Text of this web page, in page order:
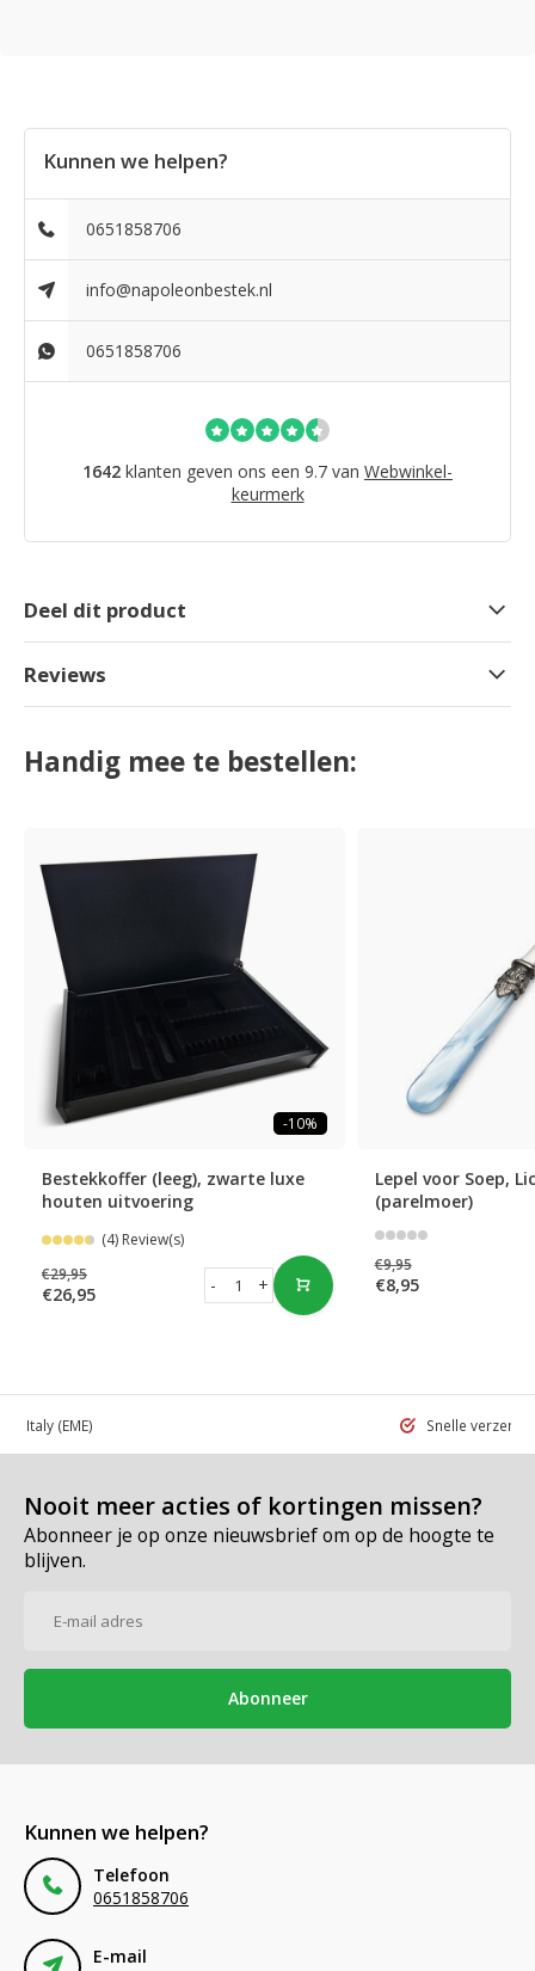
Kunnen we helpen?
0651858706
info@napoleonbestek.nl
0651858706
1642 klanten geven ons een 9.7 van Webwinkel-
keurmerk
Deel dit product
Reviews
Handig mee te bestellen:
-10%
Bestekkoffer (leeg), zwarte luxe
houten uitvoering
(4) Review(s)
€29,95
€26,95 +
-
Lepel voor Soep,
(parelmoer)
€9,95
€8,95
in Italy (EME) Snelle
Nooit meer acties of kortingen missen?
Abonneer je op onze nieuwsbrief om op de hoogte te
blijven.
Abonneer
Kunnen we helpen?
Telefoon
0651858706
E-mail